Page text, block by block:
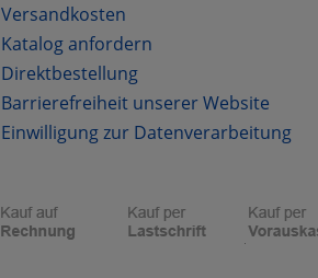
Versandkosten
Katalog anfordern
Direktbestellung
Barrierefreiheit unserer Website
Einwilligung zur Datenverarbeitung